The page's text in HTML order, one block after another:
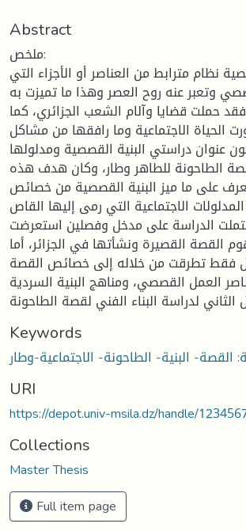
Abstract
ملخص:
نظام مترابط من العناصر أو الأجزاء التي
وتعبر عنه روح العصر وهذا ما تميزت به
فقد حملت قضايا وآلام الشعب الجزائري، كما
الحياة الاجتماعية وما رافقها من مشاكل.
عنوان دراستي البنية القصصية ومدلولها
الطاحونة للطاهر وطار، وكان هدف هذه
على ما ميز البنية القصصية من خصائص
الاجتماعية التي رمى إليها القاص
الدراسة على مدخل وفصلين استعرضت
القصة القصيرة ونشأتها في الجزائر، أما
فقط تطرقت من خلاله إلى خصائص القصة
العمل القصصي، ومناهج البنية السردية
Keywords
القصة- البنية- الطاحونة- الاجتماعية-وطار
URI
https://depot.univ-msila.dz/handle/
Collections
Master Thesis
Full item page